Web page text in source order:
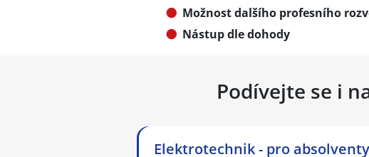
Možnost dalšího profesního
Nástup dle dohody
Podívejte se i
Elektrotechnik - pro